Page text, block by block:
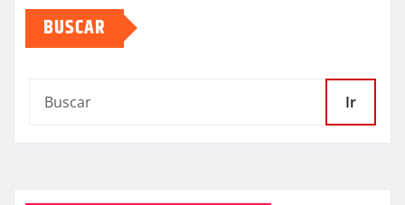
BUSCAR
Ir